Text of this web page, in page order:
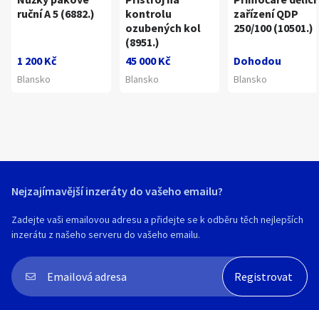
ruční A 5 (6882.)
1 200 Kč
Blansko
kontrolu
ozubených kol
(8951.)
45 000 Kč
Blansko
zařízení QDP
250/100 (10501.)
Dohodou
Blansko
Nejzajímavější inzeráty do vašeho emailu?
Zadejte vaši emailovou adresu a přidejte se k odběru těch nejlepších
inzerátu z našeho serveru do vašeho emailu.